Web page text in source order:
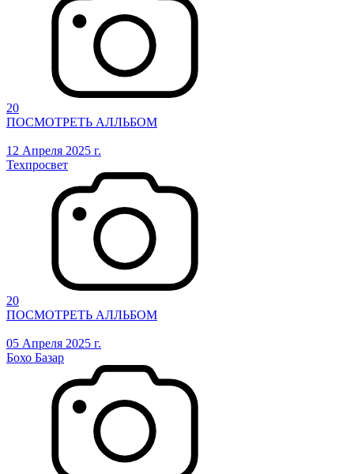
20
ПОСМОТРЕТЬ АЛЛЬБОМ
12 Апреля 2025 г.
Техпросвет
20
ПОСМОТРЕТЬ АЛЛЬБОМ
05 Апреля 2025 г.
Бохо Базар